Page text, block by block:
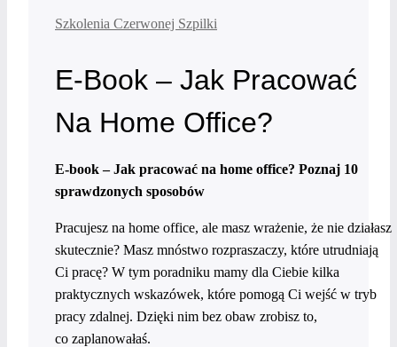
Szkolenia Czerwonej Szpilki
E-Book – Jak Pracować
Na Home Office?
E-book – Jak pracować na home office? Poznaj 10
sprawdzonych sposobów
Pracujesz na home office, ale masz wrażenie, że nie działasz
skutecznie? Masz mnóstwo rozpraszaczy, które utrudniają
Ci pracę? W tym poradniku mamy dla Ciebie kilka
praktycznych wskazówek, które pomogą Ci wejść w tryb
pracy zdalnej. Dzięki nim bez obaw zrobisz to,
co zaplanowałaś.